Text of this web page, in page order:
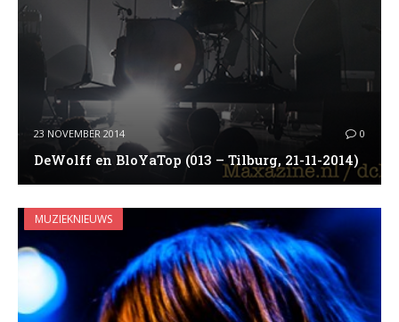
23 NOVEMBER 2014 0
DeWolff en BloYaTop (013 – Tilburg, 21-11-2014)
MUZIEKNIEUWS